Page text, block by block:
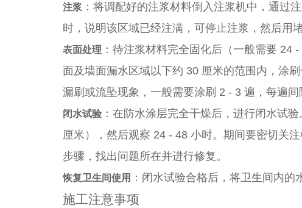
注浆 ：将调配好的注浆材料倒入注浆机中，通过
时，说明该区域已经注满，可停止注浆，然后用
表面处理 ：待注浆材料完全固化后（一般需要
面及墙面漏水区域以下约 30 厘米的范围内，涂
漏刷或流坠现象，一般需要涂刷 2 - 3 遍，每遍间
闭水试验 ：在防水涂层完全干燥后，进行闭水试
厘米），然后观察 24 - 48 小时。期间要密切关
步骤，找出问题所在并进行修复。
恢复卫生间使用 ：闭水试验合格后，将卫生间内
施工注意事项